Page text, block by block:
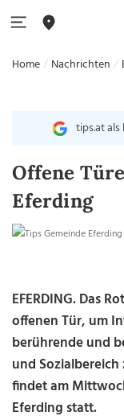
Home Nachrichten
tips.at
Offene
Eferding
EFERDING.Das
offenen Tür, um
berührende und
und
findet am
Eferding statt.